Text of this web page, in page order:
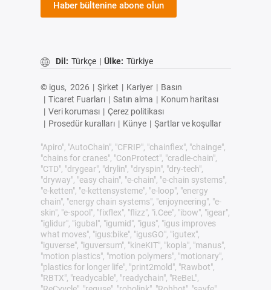
Haber bültenine abone olun
Dil: Türkçe | Ülke: Türkiye
© igus, 2026 | Şirket | Kariyer | Basın
| Ticaret Fuarları | Satın alma | Konum haritası
| Veri koruması | Çerez politikası
| Prosedür kuralları | Künye | Şartlar ve koşullar
"Apiro", "AutoChain", "CFRIP", "chainflex", "chainge",
"chains for cranes", "ConProtect", "cradle-chain",
"CTD", "drygear", "drylin", "dryspin", "dry-tech",
"dryway", "easy chain", "e-chain", "e-chain systems",
"e-ketten", "e-kettensysteme", "e-loop", "energy
chain", "energy chain systems", "enjoyneering", "e-
skin", "e-spool", "fixflex", "flizz", "i.Cee", "ibow", "igear",
"iglidur", "igubal", "igumid", "igus", "igus improves
what moves", "igus:bike", "igusGO", "igutex",
"iguverse", "iguversum", "kineKIT", "kopla", "manus",
"motion plastics", "motion polymers", "motionary",
"plastics for longer life", "print2mold", "Rawbot",
"RBTX", "readycable", "readychain", "ReBeL",